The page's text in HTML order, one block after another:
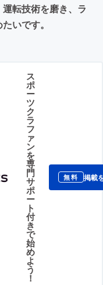
転技術を磨き、ラ
いです。
ス
ポ
ー
ツ
ク
ラ
フ
ァ
ン
を
専
門
サ
ポ
ー
ト
付
き
で
始
め
よ
う
！
無料 掲載